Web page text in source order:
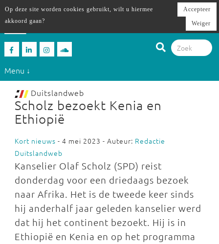
Menu ↓
Duitslandweb
Scholz bezoekt Kenia en
Ethiopië
Kort nieuws - 4 mei 2023 - Auteur: Redactie
Duitslandweb
Kanselier Olaf Scholz (SPD) reist
donderdag voor een driedaags bezoek
naar Afrika. Het is de tweede keer sinds
hij anderhalf jaar geleden kanselier werd
dat hij het continent bezoekt. Hij is in
Ethiopië en Kenia en op het programma
Op deze site worden cookies gebruikt, wilt u hiermee
akkoord gaan?
Accepteer
Weiger